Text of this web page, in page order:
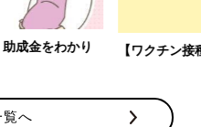
感染症対策、知っておいて！
へ